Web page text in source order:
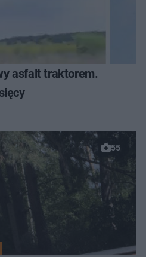
asfalt traktorem.
55